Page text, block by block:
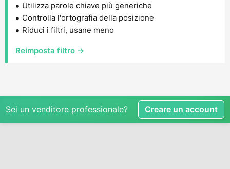
Utilizza parole chiave più generiche
Controlla l'ortografia della posizione
Riduci i filtri, usane meno
Reimposta filtro →
Sei un venditore professionale? Creare un account